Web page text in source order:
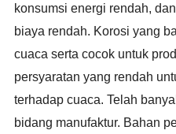
konsumsi energi rendah,
biaya rendah. Korosi yang
cuaca serta cocok untuk
persyaratan yang rendah
terhadap cuaca. Telah
bidang manufaktur. Bahan